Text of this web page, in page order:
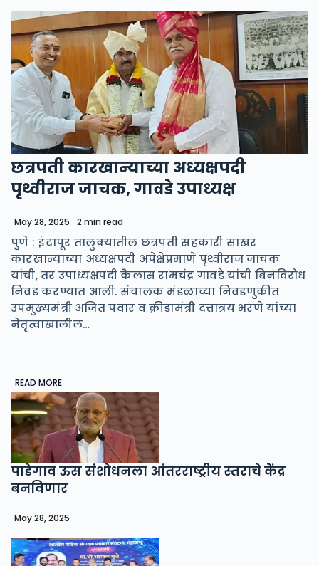
छत्रपती कारखान्याच्या अध्यक्षपदी
पृथ्वीराज जाचक, गावडे उपाध्यक्ष
May 28, 2025 2 min read
पुणे : इंदापूर तालुक्यातील छत्रपती सहकारी साखर
कारखान्याच्या अध्यक्षपदी अपेक्षेप्रमाणे पृथ्वीराज जाचक
यांची, तर उपाध्यक्षपदी कैलास रामचंद्र गावडे यांची बिनविरोध
निवड करण्यात आली. संचालक मंडळाच्या निवडणुकीत
उपमुख्यमंत्री अजित पवार व क्रीडामंत्री दत्तात्रय भरणे यांच्या
नेतृत्वाखालील…
READ MORE
पाडेगाव ऊस संशोधनला आंतरराष्ट्रीय स्तराचे केंद्र
बनविणार
May 28, 2025